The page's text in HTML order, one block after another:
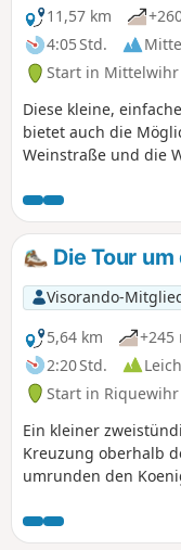
11,57 km
4:05 Std.
Start in Mittelwihr
Diese kleine,
bietet auch die
Weinstraße und die
Frühlings kann man
bewundern. Im
der Jahreszeit.
Die Tour
Visorando-
5,64 km
+245
2:20 Std.
Start in
Ein kleiner
Kreuzung oberhalb
umrunden den